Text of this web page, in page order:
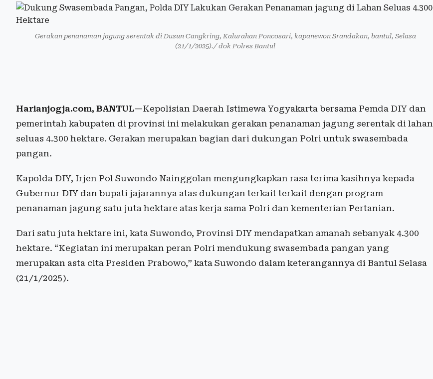
Gerakan penanaman jagung serentak di Dusun Cangkring, Kalurahan Poncosari, kapanewon Srandakan, bantul, Selasa
(21/1/2025)./ dok Polres Bantul
Harianjogja.com, BANTUL—Kepolisian Daerah Istimewa Yogyakarta bersama Pemda DIY dan
pemerintah kabupaten di provinsi ini melakukan gerakan penanaman jagung serentak di lahan
seluas 4.300 hektare. Gerakan merupakan bagian dari dukungan Polri untuk swasembada
pangan.
Kapolda DIY, Irjen Pol Suwondo Nainggolan mengungkapkan rasa terima kasihnya kepada
Gubernur DIY dan bupati jajarannya atas dukungan terkait terkait dengan program
penanaman jagung satu juta hektare atas kerja sama Polri dan kementerian Pertanian.
Dari satu juta hektare ini, kata Suwondo, Provinsi DIY mendapatkan amanah sebanyak 4.300
hektare. “Kegiatan ini merupakan peran Polri mendukung swasembada pangan yang
merupakan asta cita Presiden Prabowo,” kata Suwondo dalam keterangannya di Bantul Selasa
(21/1/2025).